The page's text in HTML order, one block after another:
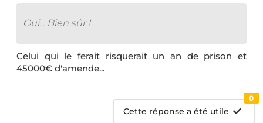
Oui... Bien sûr !
Celui qui le ferait risquerait un an de prison et
45000€ d'amende...
Cette réponse a été utile
0